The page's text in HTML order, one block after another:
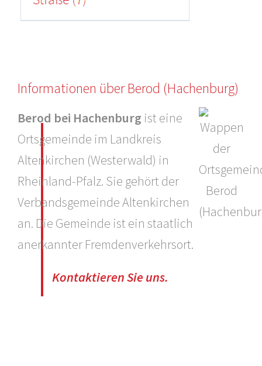
Informationen über Berod (Hachenburg)
Berod bei Hachenburg ist eine
Ortsgemeinde im Landkreis
Altenkirchen (Westerwald) in
Rheinland-Pfalz. Sie gehört der
Verbandsgemeinde Altenkirchen
an. Die Gemeinde ist ein staatlich
anerkannter Fremdenverkehrsort.
Kontaktieren Sie uns.